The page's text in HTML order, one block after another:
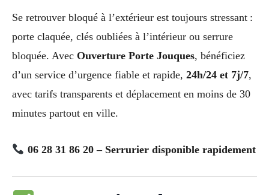
Se retrouver bloqué à l’extérieur est toujours stressant :
porte claquée, clés oubliées à l’intérieur ou serrure
bloquée. Avec Ouverture Porte Jouques, bénéficiez
d’un service d’urgence fiable et rapide, 24h/24 et 7j/7,
avec tarifs transparents et déplacement en moins de 30
minutes partout en ville.
06 28 31 86 20 – Serrurier disponible rapidement